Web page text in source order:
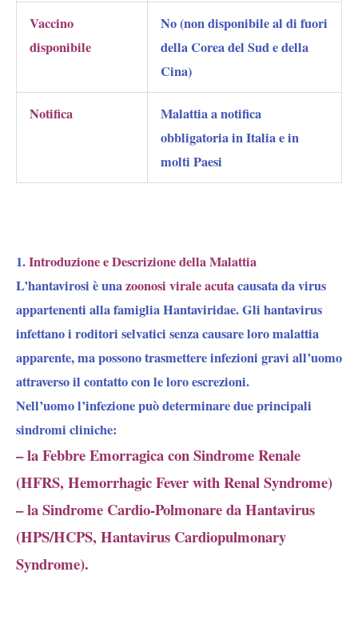
Vaccino
disponibile
No(non disponibile al di fuori
della Corea del Sud e della
Cina)
Notifica
Malattia a notifica
obbligatoria in Italia e in
molti Paesi
1.Introduzione e Descrizione della Malattia
L’hantavirosi è unazoonosi virale acutacausata da virus
appartenenti alla famiglia Hantaviridae. Gli hantavirus
infettano i roditori selvatici senza causare loro malattia
apparente, ma possono trasmettere infezioni gravi all’uomo
attraverso il contatto con le loro escrezioni.
Nell’uomo l’infezione può determinare due principali
sindromi cliniche:
– la Febbre Emorragica con Sindrome Renale
(HFRS, Hemorrhagic Fever with Renal Syndrome)
– la Sindrome Cardio-Polmonare da Hantavirus
(HPS/HCPS, Hantavirus Cardiopulmonary
Syndrome).